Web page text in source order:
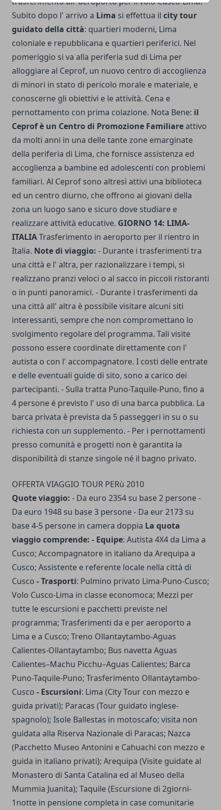
Subito dopo l' arrivo a Lima si effettua il city tour
guidato della città: quartieri moderni, Lima
coloniale e repubblicana e quartieri periferici. Nel
pomeriggio si va alla periferia sud di Lima per
alloggiare al Ceprof, un nuovo centro di accoglienza
di minori in stato di pericolo morale e materiale, e
conoscerne gli obiettivi e le attività. Cena e
pernottamento con prima colazione. Nota Bene: il
Ceprof è un Centro di Promozione Familiareattivo
da molti anni in una delle tante zone emarginate
della periferia di Lima, che fornisce assistenza ed
accoglienza a bambine ed adolescenti con problemi
familiari. Al Ceprof sono altresì attivi una biblioteca
ed un centro diurno, che offrono ai giovani della
zona un luogo sano e sicuro dove studiare e
realizzare attività educative. GIORNO 14: LIMA-
ITALIATrasferimento in aeroporto per il rientro in
Italia. Note di viaggio: - Durante i trasferimenti tra
una città e l' altra, per razionalizzare i tempi, si
realizzano pranzi veloci o al sacco in piccoli ristoranti
o in punti panoramici. - Durante i trasferimenti da
una città all' altra è possibile visitare alcuni siti
interessanti, sempre che non compromettano lo
svolgimento regolare del programma. Tali visite
possono essere coordinate direttamente con l'
autista o con l' accompagnatore. I costi delle entrate
e delle eventuali guide di sito, sono a carico dei
partecipanti. - Sulla tratta Puno-Taquile-Puno, fino a
4 persone é previsto l' uso di una barca pubblica. La
barca privata è prevista da 5 passeggeri in su o su
richiesta con un supplemento. - Per i pernottamenti
presso comunità e progetti non è garantita la
disponibilità di stanze singole né il bagno privato.
OFFERTA VIAGGIO TOUR PERù 2010
Quote viaggio: - Da euro 2354 su base 2 persone -
Da euro 1948 su base 3 persone - Da eur 2173 su
base 4-5 persone in camera doppia La quota
viaggio comprende: - Equipe: Autista 4X4 da Lima a
Cusco; Accompagnatore in italiano da Arequipa a
Cusco; Assistente e referente locale nella città di
Cusco - Trasporti: Pulmino privato Lima-Puno-Cusco;
Volo Cusco-Lima in classe economoca; Mezzi per
tutte le escursioni e pacchetti previste nel
programma; Trasferimenti da e per aeroporto a
Lima e a Cusco; Treno Ollantaytambo-Aguas
Calientes-Ollantaytambo; Bus navetta Aguas
Calientes–Machu Picchu–Aguas Calientes; Barca
Puno-Taquile-Puno; Trasferimento Ollantaytambo-
Cusco - Escursioni: Lima (City Tour con mezzo e
guida privati); Paracas (Tour guidato inglese-
spagnolo); Isole Ballestas in motoscafo; visita non
guidata alla Riserva Nazionale di Paracas; Nazca
(Pacchetto Museo Antonini e Cahuachi con mezzo e
guida in italiano privati); Arequipa (Visite guidate al
Monastero di Santa Catalina ed al Museo della
Mummia Juanita); Taquile (Escursione di 2giorni-
1notte in pensione completa in case comunitarie